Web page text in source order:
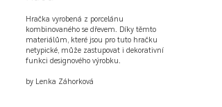
Hračka vyrobená z porcelánu
kombinovaného se dřevem. Díky těmto
materiálům, které jsou pro tuto hračku
netypické, může zastupovat i dekorativní
funkci designového výrobku.
by Lenka Záhorková